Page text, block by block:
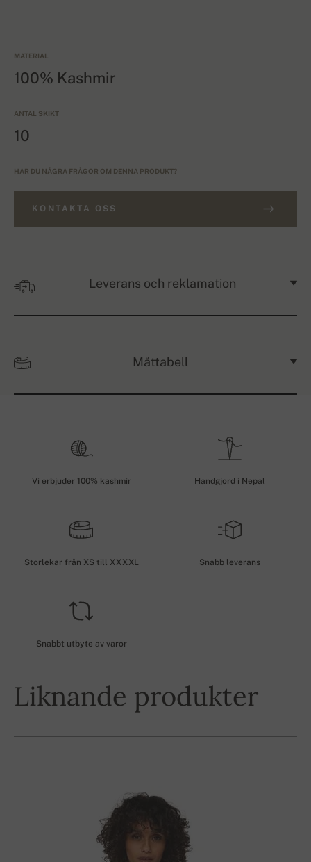
MATERIAL
100% Kashmir
ANTAL SKIKT
10
HAR DU NÅGRA FRÅGOR OM DENNA PRODUKT?
KONTAKTA OSS
Leverans och reklamation
Måttabell
Vi erbjuder 100% kashmir Handgjord i Nepal
Storlekar från XS till XXXXL Snabb leverans
Snabbt utbyte av varor
Liknande produkter